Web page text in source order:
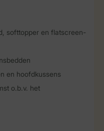
softtopper en flatscreen-
en hoofdkussens
o.b.v. het